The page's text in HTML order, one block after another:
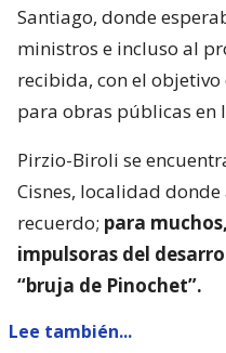
Santiago, donde
ministros e incluso al
recibida, con el
para obras públicas en
Pirzio-Biroli se
Cisnes, localidad
recuerdo; para
impulsoras del
“bruja de Pinochet”.
Lee también...